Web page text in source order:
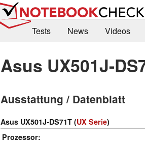
Tests
News Videos
Asus UX501J-
Ausstattung / Datenblatt
Asus UX501J-DS71T (UX Serie)
Prozessor